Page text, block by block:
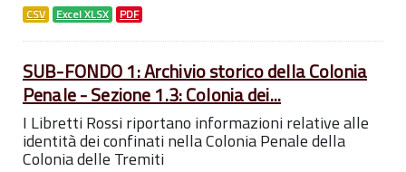
CSV Excel XLSX PDF
SUB-FONDO 1: Archivio storico della Colonia
Penale - Sezione 1.3: Colonia dei...
I Libretti Rossi riportano informazioni relative alle
identità dei confinati nella Colonia Penale della
Colonia delle Tremiti